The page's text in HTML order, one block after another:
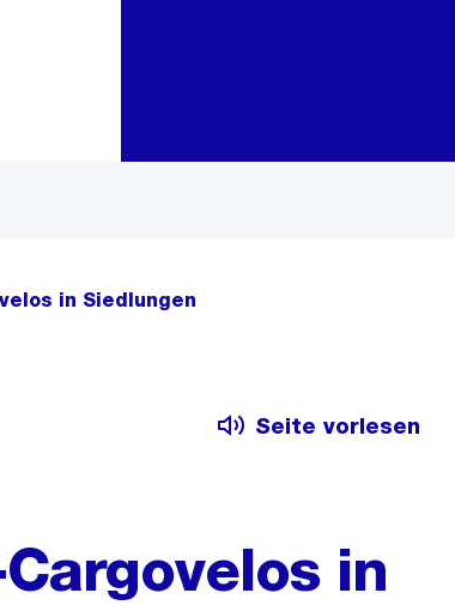
in Siedlungen
Seite vorlesen
in